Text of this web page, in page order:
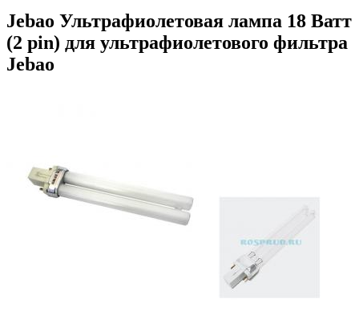
Jebao Ультрафиолетовая лампа 18 Ватт
(2 pin) для ультрафиолетового фильтра
Jebao